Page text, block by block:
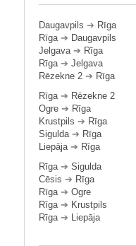
Daugavpils ➔ Rīga
Rīga➔ Daugavpils
Jelgava➔ Rīga
Rīga➔ Jelgava
Rēzekne 2 ➔ Rīga
Rīga➔ Rēzekne 2
Ogre ➔ Rīga
Krustpils ➔ Rīga
Sigulda➔ Rīga
Liepāja➔ Rīga
Rīga➔ Sigulda
Cēsis ➔ Rīga
Rīga➔ Ogre
Rīga➔ Krustpils
Rīga➔ Liepāja